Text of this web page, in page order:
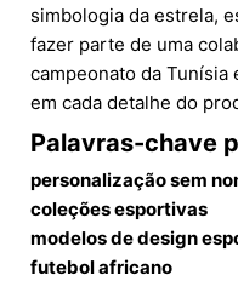
simbologia da estrela,
fazer parte de uma
campeonato da Tunísia
em cada detalhe do
Palavras-chave
personalização sem
coleções esportivas
modelos de design
futebol africano